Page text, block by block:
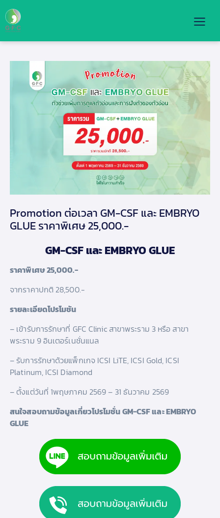
Promotion ต่อเวลา GM-CSF และ EMBRYO
GLUE ราคาพิเศษ 25,000.-
GM-CSF และ EMBRYO GLUE
ราคาพิเศษ 25,000.-
จากราคาปกติ 28,500.-
รายละเอียดโปรโมชัน
– เข้ารับการรักษาที่ GFC Clinic สาขาพระราม 3 หรือ สาขา
พระราม 9 อินเตอร์เนชั่นแนล
– รับการรักษาด้วยแพ็กเกจ ICSI LiTE, ICSI Gold, ICSI
Platinum, ICSI Diamond
– ตั้งแต่วันที่ 1พฤษภาคม 2569 – 31 ธันวาคม 2569
สนใจสอบถามข้อมูลเกี่ยวโปรโมชั่น GM-CSF และ EMBRYO
GLUE